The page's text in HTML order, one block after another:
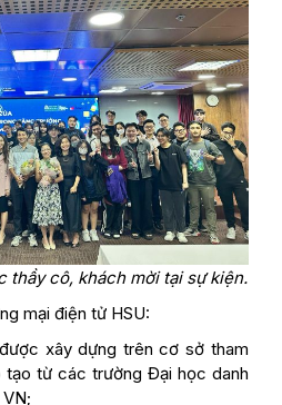
thầy cô, khách mời tại sự kiện.
mại điện tử HSU:
xây dựng trên cơ sở tham
tạo từ các trường Đại học danh